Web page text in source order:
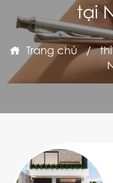
tại
Trang chủ /